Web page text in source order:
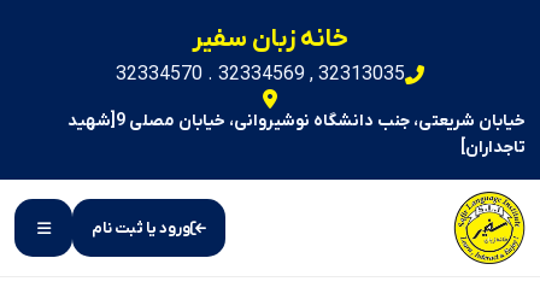
خانه زبان سفیر
32313035 , 32334569 . 32334570
خیابان شریعتی، جنب دانشگاه نوشیروانی، خیابان مصلی 9[شهید
تاجداران]
ورود یا ثبت نام